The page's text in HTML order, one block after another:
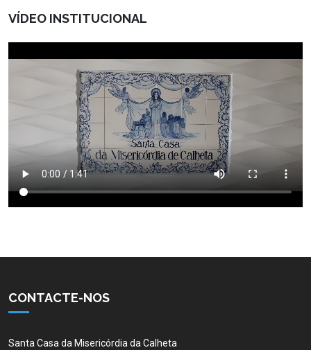
VÍDEO INSTITUCIONAL
CONTACTE-NOS
Santa Casa da Misericórdia da Calheta